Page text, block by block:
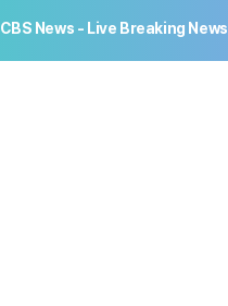
CBS News - Live Breaking News